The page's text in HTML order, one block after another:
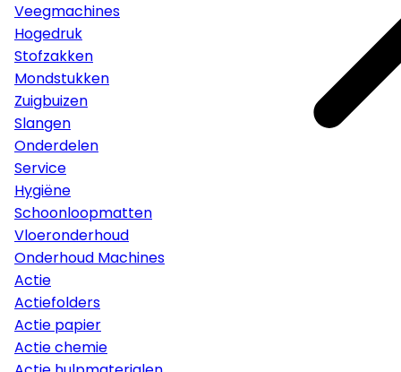
Veegmachines
Hogedruk
Stofzakken
Mondstukken
Zuigbuizen
Slangen
Onderdelen
Service
Hygiëne
Schoonloopmatten
Vloeronderhoud
Onderhoud Machines
Actie
Actiefolders
Actie papier
Actie chemie